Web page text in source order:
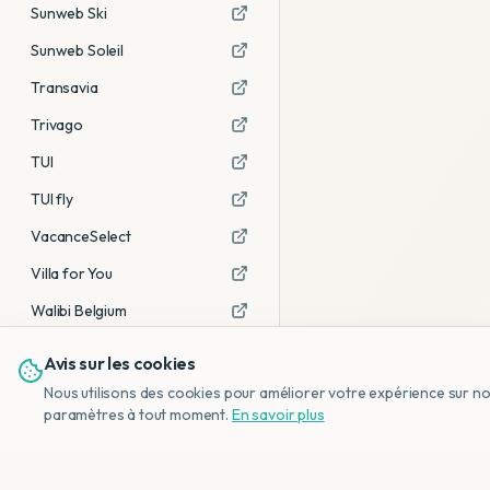
Avis sur les cookies
Nous utilisons des cookies pour améliorer votre expérience sur
paramètres à tout moment. En savoir plus
Sunweb Ski
Sunweb Soleil
Transavia
Trivago
TUI
TUI fly
VacanceSelect
Villa for You
Walibi Belgium
Voir tous les partenaires →
Avis affiliés :
Ce sont des liens
d'affiliation. Si vous réservez via ces